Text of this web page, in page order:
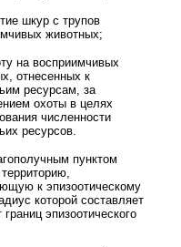
шкур с трупов
животных;
на восприимчивых
отнесенных к
ресурсам, за
охоты в целях
численности
ресурсов.
пунктом
к эпизоотическому
которой составляет
эпизоотического